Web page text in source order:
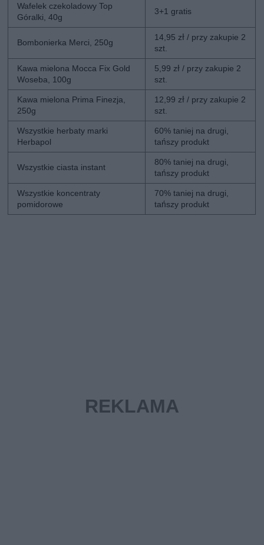
Wafelek czekoladowy Top
Góralki, 40g
3+1 gratis
Bombonierka Merci, 250g
14,95 zł / przy zakupie 2
szt.
Kawa mielona Mocca Fix Gold
Woseba, 100g
5,99 zł / przy zakupie 2
szt.
Kawa mielona Prima Finezja,
250g
12,99 zł / przy zakupie 2
szt.
Wszystkie herbaty marki
Herbapol
60% taniej na drugi,
tańszy produkt
Wszystkie ciasta instant
80% taniej na drugi,
tańszy produkt
Wszystkie koncentraty
pomidorowe
70% taniej na drugi,
tańszy produkt